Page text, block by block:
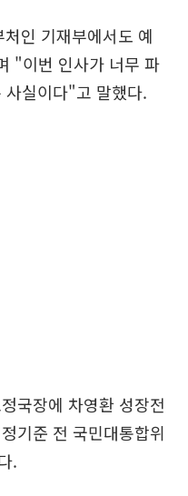
인 기재부에서도 예
"이번 인사가 너무 파
사실이다"고 말했다.
국장에 차영환 성장전
기준 전 국민대통합위
.